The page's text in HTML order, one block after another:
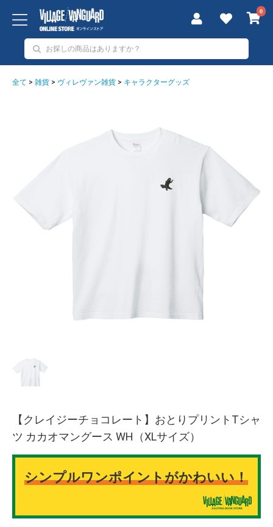
0
全て > 雑貨 > ヴィレヴァン雑貨 > キャラクターグッズ
【クレイジーチョコレート】おとりプリントTシャ
ツ カカオマングース WH（XLサイズ）
シンプルワンポイントがかわいい！